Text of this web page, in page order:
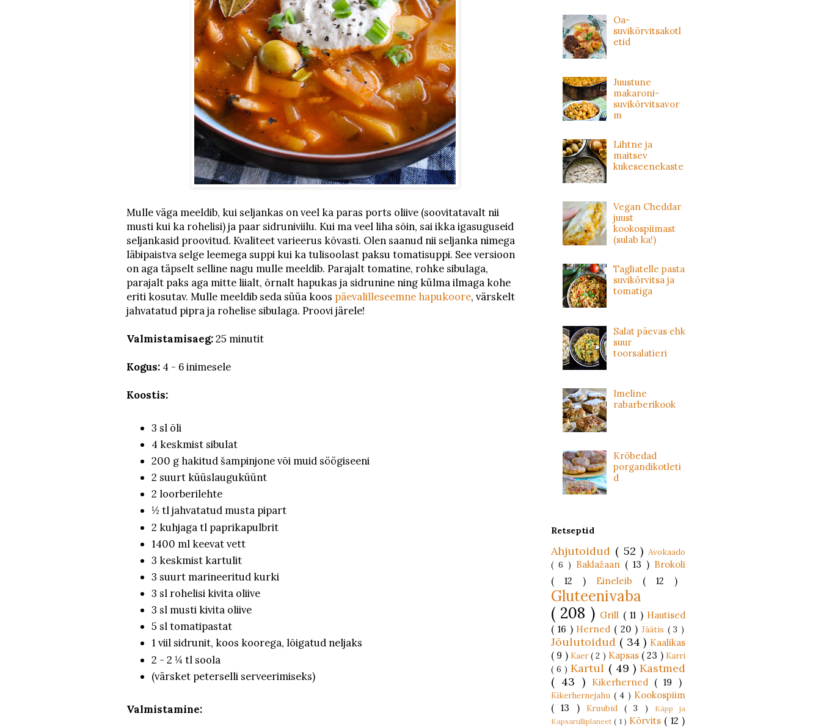
Mulle väga meeldib, kui seljankas on veel ka paras ports oliive (soovitatavalt nii
musti kui ka rohelisi) ja paar sidruniviilu. Kui ma veel liha sõin, sai ikka igasuguseid
seljankasid proovitud. Kvaliteet varieerus kõvasti. Olen saanud nii seljanka nimega
läbipaistva selge leemega suppi kui ka tulisoolast paksu tomatisuppi. See versioon
on aga täpselt selline nagu mulle meeldib. Parajalt tomatine, rohke sibulaga,
parajalt paks aga mitte liialt, õrnalt hapukas ja sidrunine ning külma ilmaga kohe
eriti kosutav. Mulle meeldib seda süüa koos päevalilleseemne hapukoore, värskelt
jahvatatud pipra ja rohelise sibulaga. Proovi järele!
Valmistamisaeg:25 minutit
Kogus: 4 - 6 inimesele
Koostis:
3 sl õli
4 keskmist sibulat
200 g hakitud šampinjone või muid söögiseeni
2 suurt küüslauguküünt
2 loorberilehte
½ tl jahvatatud musta pipart
2 kuhjaga tl paprikapulbrit
1400 ml keevat vett
3 keskmist kartulit
3 suurt marineeritud kurki
3 sl rohelisi kivita oliive
3 sl musti kivita oliive
5 sl tomatipastat
1 viil sidrunit, koos koorega, lõigatud neljaks
2 - 2 ¼ tl soola
(värsket peterselli serveerimiseks)
Valmistamine:
Oa-
suvikõrvitsakotl
etid
Juustune
makaroni-
suvikõrvitsavor
m
Lihtne ja
maitsev
kukeseenekaste
Vegan Cheddar
juust
kookospiimast
(sulab ka!)
Tagliatelle pasta
suvikõrvitsa ja
tomatiga
Salat päevas ehk
suur
toorsalatieri
Imeline
rabarberikook
Krõbedad
porgandikotleti
d
Retseptid
Ahjutoidud ( 52 ) Avokaado
( 6 ) Baklažaan ( 13 ) Brokoli
( 12 ) Eineleib ( 12 )
Gluteenivaba
( 208 ) Grill ( 11 ) Hautised
( 16 ) Herned ( 20 ) Jäätis ( 3 )
Jõulutoidud ( 34 ) Kaalikas
( 9 ) Kaer( 2 ) Kapsas ( 23 )Karri
( 6 )Kartul ( 49 )Kastmed
( 43 )
Kikerherned ( 19 )
Kikerhernejahu ( 4 ) Kookospiim
( 13 ) Kruubid ( 3 )
Käpp ja
Kapsarulliplaneet( 1 ) Kõrvits ( 12 )